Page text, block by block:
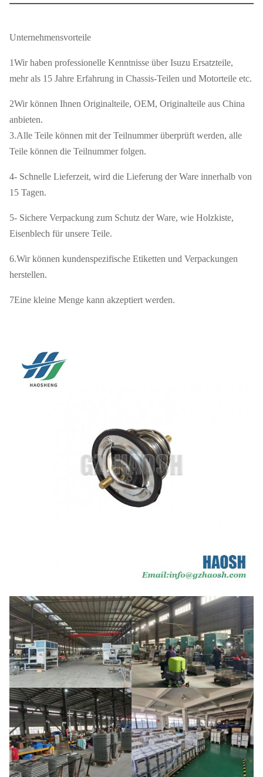
Einbau von
Fahrzeugen
8-97300790-1 897300790 8-
97300790-0 897300791
Größe
Neutral/auf Kundenbedarf
Versand
Lieferdatum
10-15 Tage nach Erhalt der
Preis Verhandelbar
Unternehmensvorteile
1Wir haben professionelle Kenntnisse über Isuzu Ersatzteile,
mehr als 15 Jahre Erfahrung in Chassis-Teilen und Motorteile etc.
2Wir können Ihnen Originalteile, OEM, Originalteile aus China
anbieten.
3.Alle Teile können mit der Teilnummer überprüft werden, alle
Teile können die Teilnummer folgen.
4- Schnelle Lieferzeit, wird die Lieferung der Ware innerhalb von
15 Tagen.
5- Sichere Verpackung zum Schutz der Ware, wie Holzkiste,
Eisenblech für unsere Teile.
6.Wir können kundenspezifische Etiketten und Verpackungen
herstellen.
7Eine kleine Menge kann akzeptiert werden.